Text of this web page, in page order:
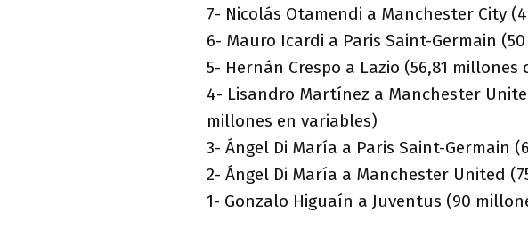
7- Nicolás Otamendi a Manchester City
6- Mauro Icardi a Paris Saint-Germain
5- Hernán Crespo a Lazio (56,81 millones
4- Lisandro Martínez a Manchester
millones en variables)
3- Ángel Di María a Paris Saint-Germain
2- Ángel Di María a Manchester United
1- Gonzalo Higuaín a Juventus (90